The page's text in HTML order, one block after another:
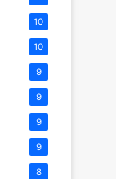
10
10
9
9
9
9
8